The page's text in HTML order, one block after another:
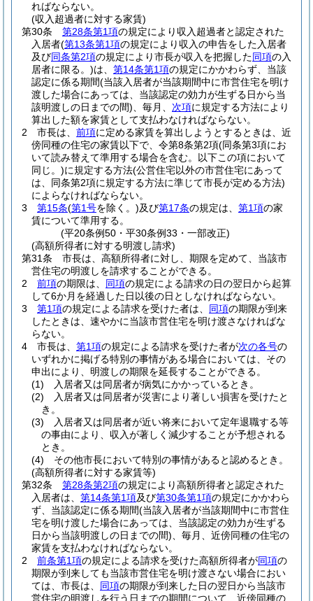
ればならない。
(収入超過者に対する家賃)
第30条
第28条第1項の規定により収入超過者と認定された
入居者(第13条第1項の規定により収入の申告をした入居者
及び同条第2項の規定により市長が収入を把握した同項の入
居者に限る。)は、 第14条第1項の規定にかかわらず、当該
認定に係る期間(当該入居者が当該期間中に市営住宅を明け
渡した場合にあっては、当該認定の効力が生ずる日から当
該明渡しの日までの間) 、毎月、 次項に規定する方法により
算出した額を家賃として支払わなければならない。
2
市長は、 前項に定める家賃を算出しようとするときは、近
傍同種の住宅の家賃以下で、令第8条第2項(同条第3項にお
いて読み替えて準用する場合を含む。以下この項において
同じ。)に規定する方法(公営住宅以外の市営住宅にあって
は、同条第2項に規定する方法に準じて市長が定める方法)
によらなければならない。
3
第15条(第1号を除く。)及び第17条の規定は、 第1項の家
賃について準用する。
(平20条例50・平30条例33・一部改正)
(高額所得者に対する明渡し請求)
第31条
市長は、高額所得者に対し、期限を定めて、当該市
営住宅の明渡しを請求することができる。
2
前項の期限は、 同項の規定による請求の日の翌日から起算
して6か月を経過した日以後の日としなければならない。
3
第1項の規定による請求を受けた者は、 同項の期限が到来
したときは、速やかに当該市営住宅を明け渡さなければな
らない。
4
市長は、 第1項の規定による請求を受けた者が次の各号の
いずれかに掲げる特別の事情がある場合においては、その
申出により、明渡しの期限を延長することができる。
(1)
入居者又は同居者が病気にかかっているとき。
(2)
入居者又は同居者が災害により著しい損害を受けたと
き。
(3)
入居者又は同居者が近い将来において定年退職する等
の事由により、収入が著しく減少することが予想される
とき。
(4)
その他市長において特別の事情があると認めるとき。
(高額所得者に対する家賃等)
第32条
第28条第2項の規定により高額所得者と認定された
入居者は、 第14条第1項及び第30条第1項の規定にかかわら
ず、当該認定に係る期間(当該入居者が当該期間中に市営住
宅を明け渡した場合にあっては、当該認定の効力が生ずる
日から当該明渡しの日までの間) 、毎月、近傍同種の住宅の
家賃を支払わなければならない。
2
前条第1項の規定による請求を受けた高額所得者が同項の
期限が到来しても当該市営住宅を明け渡さない場合におい
ては、市長は、 同項の期限が到来した日の翌日から当該市
営住宅の明渡しを行う日までの期間について、近傍同種の